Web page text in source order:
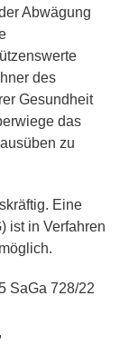
Abwägung
des
Gesundheit
das
zu
Eine
ist in Verfahren
SaGa 728/22